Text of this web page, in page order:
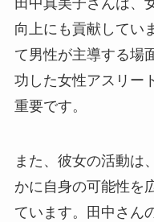
向上にも貢献してい
て男性が主導する場
功した女性アスリー
重要です。
また、彼女の活動は
かに自身の可能性を
ています。田中さん